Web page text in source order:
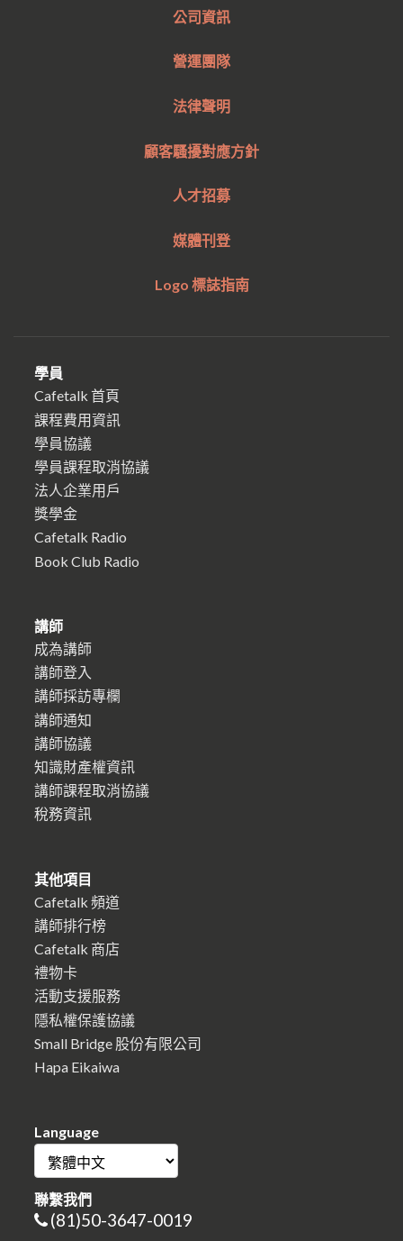
公司資訊
營運團隊
法律聲明
顧客騷擾對應方針
人才招募
媒體刊登
Logo 標誌指南
學員
Cafetalk 首頁
課程費用資訊
學員協議
學員課程取消協議
法人企業用戶
獎學金
Cafetalk Radio
Book Club Radio
講師
成為講師
講師登入
講師採訪專欄
講師通知
講師協議
知識財產權資訊
講師課程取消協議
稅務資訊
其他項目
Cafetalk 頻道
講師排行榜
Cafetalk 商店
禮物卡
活動支援服務
隱私權保護協議
Small Bridge 股份有限公司
Hapa Eikaiwa
Language
聯繫我們
(81)50-3647-0019